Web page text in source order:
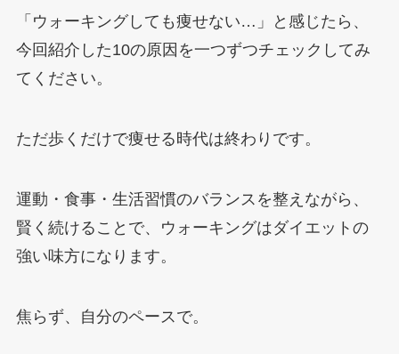
「ウォーキングしても痩せない…」と感じたら、
今回紹介した10の原因を一つずつチェックしてみ
てください。
ただ歩くだけで痩せる時代は終わりです。
運動・食事・生活習慣のバランスを整えながら、
賢く続けることで、ウォーキングはダイエットの
強い味方になります。
焦らず、自分のペースで。